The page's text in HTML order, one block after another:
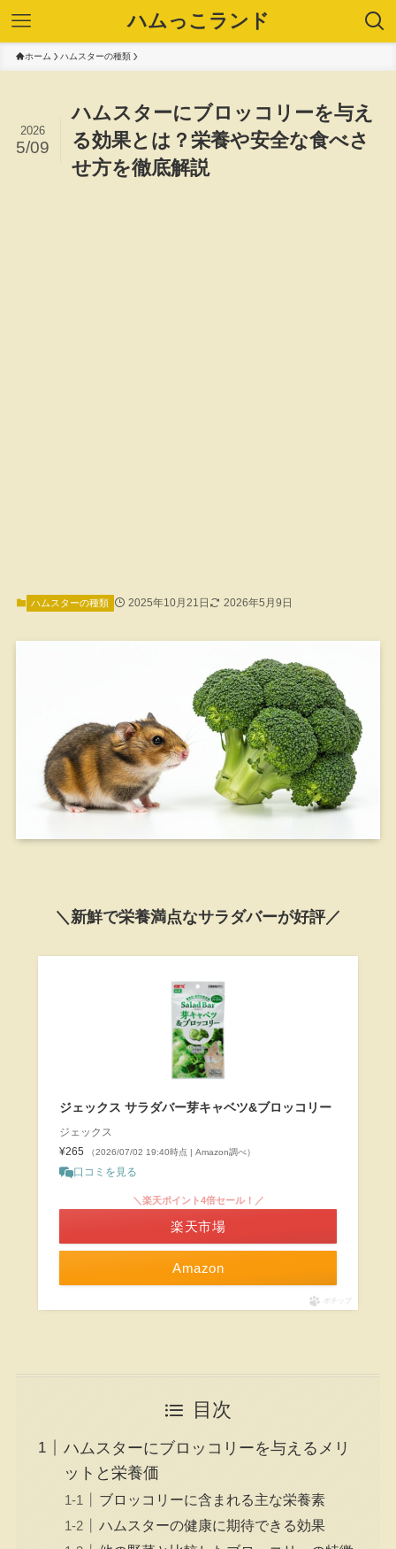
ハムっこランド
ホーム ハムスターの種類
ハムスターにブロッコリーを与え
る効果とは？栄養や安全な食べさ
せ方を徹底解説
2026
5/09
ハムスターの種類 2025年10月21日 2026年5月9日
＼新鮮で栄養満点なサラダバーが好評／
ジェックス サラダバー芽キャベツ&ブロッコリー
ジェックス
¥265
（2026/07/02 19:40時点 | Amazon調べ）
口コミを見る
Amazon
＼楽天ポイント4倍セール！／
楽天市場
ポチップ
目次
ハムスターにブロッコリーを与えるメリ
ットと栄養価
ブロッコリーに含まれる主な栄養素
ハムスターの健康に期待できる効果